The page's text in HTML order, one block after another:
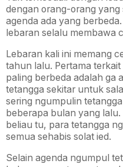
dengan orang-orang
agenda ada yang
lebaran selalu membawa
Lebaran kali ini memang
tahun lalu. Pertama
paling berbeda adalah ga
tetangga sekitar untuk
sering ngumpulin
beberapa bulan yang
beliau tu, para tetangga
semua sehabis solat ied.
Selain agenda ngumpul